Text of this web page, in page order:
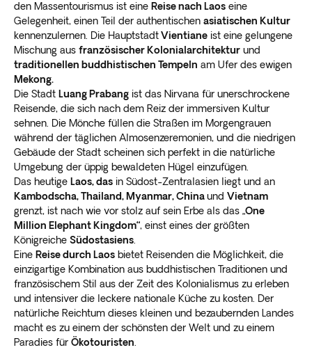
den Massentourismus ist eine Reise nach Laos eine
Gelegenheit, einen Teil der authentischen asiatischen Kultur
kennenzulernen. Die HauptstadtVientiane ist eine gelungene
Mischung aus französischer Kolonialarchitektur und
traditionellen buddhistischen Tempeln am Ufer des ewigen
Mekong.
Die Stadt Luang Prabang ist das Nirvana für unerschrockene
Reisende, die sich nach dem Reiz der immersiven Kultur
sehnen. Die Mönche füllen die Straßen im Morgengrauen
während der täglichen Almosenzeremonien, und die niedrigen
Gebäude der Stadt scheinen sich perfekt in die natürliche
Umgebung der üppig bewaldeten Hügel einzufügen.
Das heutige Laos, das in Südost-Zentralasien liegt und an
Kambodscha, Thailand, Myanmar, Chinaund Vietnam
grenzt, ist nach wie vor stolz auf sein Erbe als das „One
Million Elephant Kingdom“, einst eines der größten
Königreiche Südostasiens
Eine Reise durch Laos bietet Reisenden die Möglichkeit, die
einzigartige Kombination aus buddhistischen Traditionen und
französischem Stil aus der Zeit des Kolonialismus zu erleben
und intensiver die leckere nationale Küche zu kosten. Der
natürliche Reichtum dieses kleinen und bezaubernden Landes
macht es zu einem der schönsten der Welt und zu einem
Paradies für Ökotouristen